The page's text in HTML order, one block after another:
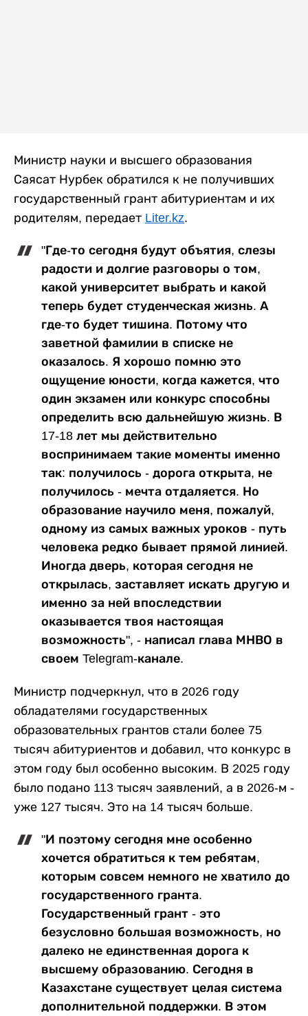
Министр науки и высшего образования
Саясат Нурбек обратился к не получивших
государственный грант абитуриентам и их
родителям, передает Liter.kz.
"Где-то сегодня будут объятия, слезы
радости и долгие разговоры о том,
какой университет выбрать и какой
теперь будет студенческая жизнь. А
где-то будет тишина. Потому что
заветной фамилии в списке не
оказалось. Я хорошо помню это
ощущение юности, когда кажется, что
один экзамен или конкурс способны
определить всю дальнейшую жизнь. В
17-18 лет мы действительно
воспринимаем такие моменты именно
так: получилось - дорога открыта, не
получилось - мечта отдаляется. Но
образование научило меня, пожалуй,
одному из самых важных уроков - путь
человека редко бывает прямой линией.
Иногда дверь, которая сегодня не
открылась, заставляет искать другую и
именно за ней впоследствии
оказывается твоя настоящая
возможность", - написал глава МНВО в
своем Telegram-канале.
Министр подчеркнул, что в 2026 году
обладателями государственных
образовательных грантов стали более 75
тысяч абитуриентов и добавил, что конкурс в
этом году был особенно высоким. В 2025 году
было подано 113 тысяч заявлений, а в 2026-м -
уже 127 тысяч. Это на 14 тысяч больше.
"И поэтому сегодня мне особенно
хочется обратиться к тем ребятам,
которым совсем немного не хватило до
государственного гранта.
Государственный грант - это
безусловно большая возможность, но
далеко не единственная дорога к
высшему образованию. Сегодня в
Казахстане существует целая система
дополнительной поддержки. В этом